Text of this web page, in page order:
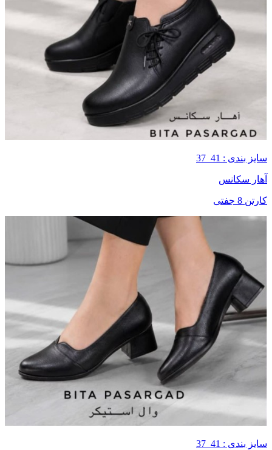
سایز بندی : 41_37
آهار سکانس
کارتن 8 جفتی
سایز بندی : 41_37